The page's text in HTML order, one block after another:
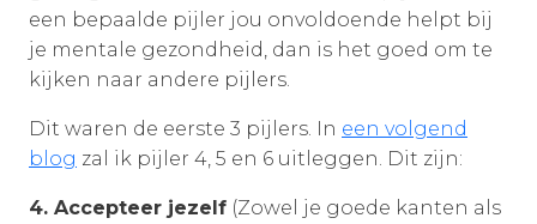
een bepaalde pijler jou onvoldoende helpt bij
je mentale gezondheid, dan is het goed om te
kijken naar andere pijlers.
Dit waren de eerste 3 pijlers. In een volgend
blog zal ik pijler 4, 5 en 6 uitleggen. Dit zijn:
4. Accepteer jezelf (Zowel je goede kanten als